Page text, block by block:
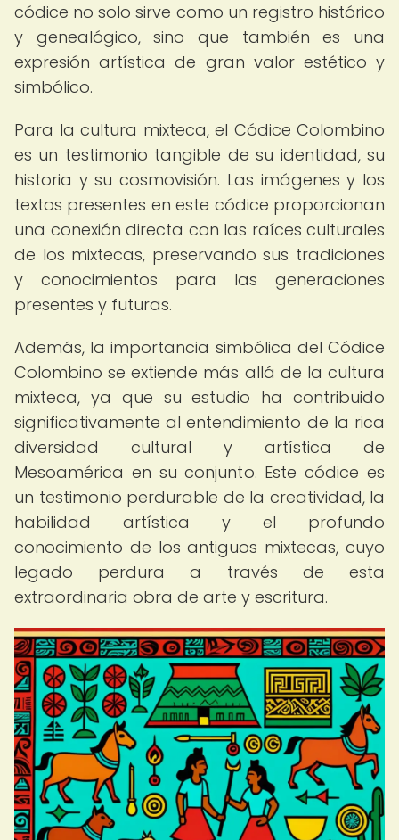
códice no solo sirve como un registro histórico
y genealógico, sino que también es una
expresión artística de gran valor estético y
simbólico.
Para la cultura mixteca, el Códice Colombino
es un testimonio tangible de su identidad, su
historia y su cosmovisión. Las imágenes y los
textos presentes en este códice proporcionan
una conexión directa con las raíces culturales
de los mixtecas, preservando sus tradiciones
y conocimientos para las generaciones
presentes y futuras.
Además, la importancia simbólica del Códice
Colombino se extiende más allá de la cultura
mixteca, ya que su estudio ha contribuido
significativamente al entendimiento de la rica
diversidad cultural y artística de
Mesoamérica en su conjunto. Este códice es
un testimonio perdurable de la creatividad, la
habilidad artística y el profundo
conocimiento de los antiguos mixtecas, cuyo
legado perdura a través de esta
extraordinaria obra de arte y escritura.